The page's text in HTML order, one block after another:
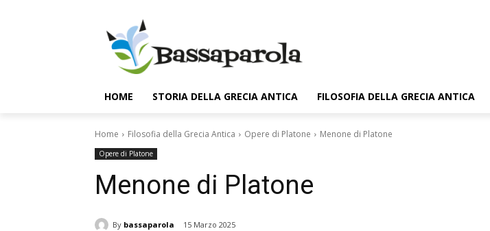
HOME STORIA DELLA GRECIA ANTICA FILOSOFIA DELLA GRECIA ANTICA
Home Filosofia della Grecia Antica Opere di Platone Menone di Platone
Opere di Platone
Menone di Platone
By bassaparola 15 Marzo 2025